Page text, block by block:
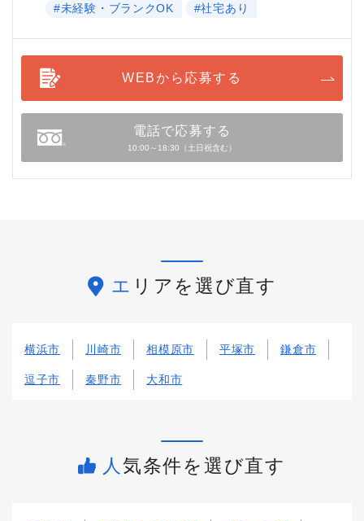
#未経験・ブランクOK
#社宅あり
WEBから応募する
電話で応募する
10:00～18:30（土日祝含む）
エリアを選び直す
横浜市 川崎市 相模原市 平塚市 鎌倉市
逗子市 秦野市 大和市
人気条件を選び直す